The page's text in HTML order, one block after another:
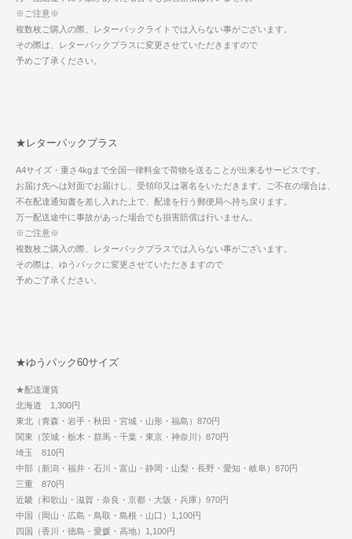
※ご注意※
複数枚ご購入の際、レターパックライトでは入らない事がございます。
その際は、レターパックプラスに変更させていただきますので
予めご了承ください。
★レターパックプラス
A4サイズ・重さ4kgまで全国一律料金で荷物を送ることが出来るサービスです。
お届け先へは対面でお届けし、受領印又は署名をいただきます。ご不在の場合は、
不在配達通知書を差し入れた上で、配達を行う郵便局へ持ち戻ります。
万一配送途中に事故があった場合でも損害賠償は行いません。
※ご注意※
複数枚ご購入の際、レターパックプラスでは入らない事がございます。
その際は、ゆうパックに変更させていただきますので
予めご了承ください。
★ゆうパック60サイズ
★配送運賃
北海道 1,300円
東北（青森・岩手・秋田・宮城・山形・福島）870円
関東（茨城・栃木・群馬・千葉・東京・神奈川）870円
埼玉 810円
中部（新潟・福井・石川・富山・静岡・山梨・長野・愛知・岐阜）870円
三重 870円
近畿（和歌山・滋賀・奈良・京都・大阪・兵庫）970円
中国（岡山・広島・鳥取・島根・山口）1,100円
四国（香川・徳島・愛媛・高地）1,100円